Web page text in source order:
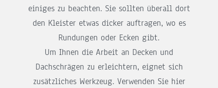
einiges zu beachten. Sie sollten überall dort
den Kleister etwas dicker auftragen, wo es
Rundungen oder Ecken gibt.
Um Ihnen die Arbeit an Decken und
Dachschrägen zu erleichtern, eignet sich
zusätzliches Werkzeug. Verwenden Sie hier